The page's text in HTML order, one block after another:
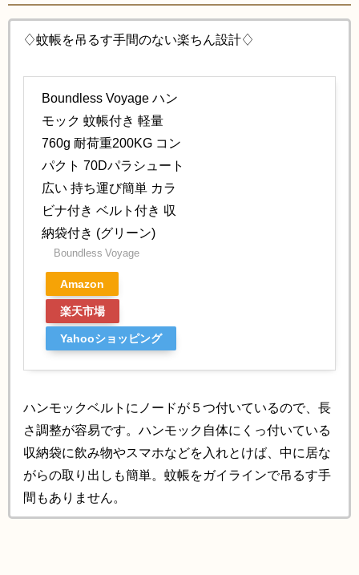
♢蚊帳を吊るす手間のない楽ちん設計♢
Boundless Voyage ハン
モック 蚊帳付き 軽量
760g 耐荷重200KG コン
パクト 70Dパラシュート
広い 持ち運び簡単 カラ
ビナ付き ベルト付き 収
納袋付き (グリーン)
Boundless Voyage
Amazon
楽天市場
Yahooショッピング
ハンモックベルトにノードが５つ付いているので、長
さ調整が容易です。ハンモック自体にくっ付いている
収納袋に飲み物やスマホなどを入れとけば、中に居な
がらの取り出しも簡単。蚊帳をガイラインで吊るす手
間もありません。